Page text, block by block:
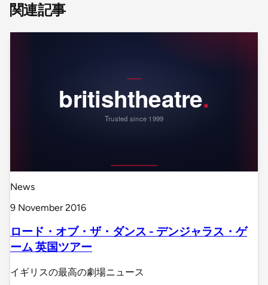
関連記事
News
9 November 2016
ロード・オブ・ザ・ダンス - デンジャラス・ゲ
ーム 英国ツアー
イギリスの最高の劇場ニュース